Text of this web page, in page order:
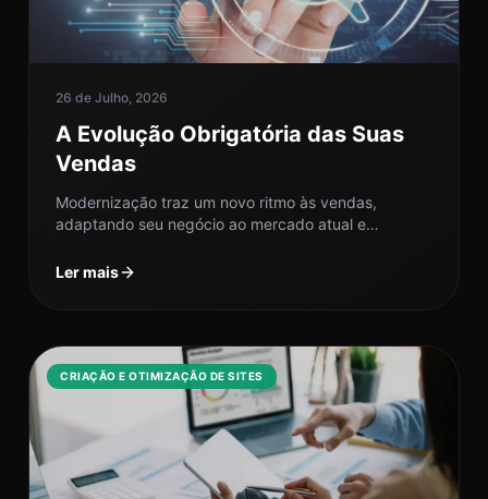
26 de Julho, 2026
A Evolução Obrigatória das Suas
Vendas
Modernização traz um novo ritmo às vendas,
adaptando seu negócio ao mercado atual e
Ler mais
CRIAÇÃO E OTIMIZAÇÃO DE SITES